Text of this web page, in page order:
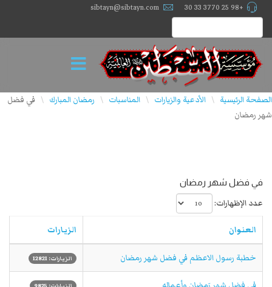
+98 25 3770 33 30
sibtayn@sibtayn.com
الصفحة الرئيسية \ الأدعية والزيارات \ المناسبات \ رمضان المبارك \ في فضل
شهر رمضان
في فضل شهر رمضان
عدد الإظهارات:
العنوان الزيارات
خطبة رسول الاعظم في فضل شهر رمضان الزيارات: 12821